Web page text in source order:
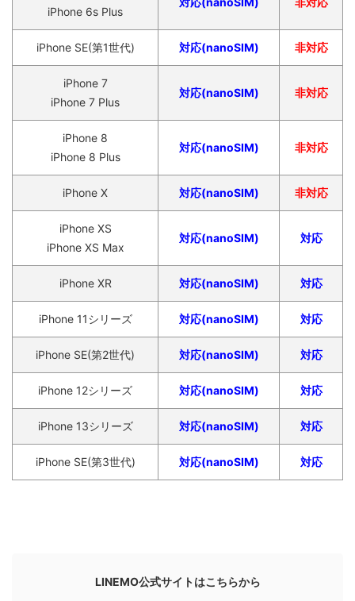
iPhone 6s Plus
iPhone SE(第1世代) 対応(nanoSIM) 非対応
iPhone 7
iPhone 7 Plus
対応(nanoSIM) 非対応
iPhone 8
iPhone 8 Plus
対応(nanoSIM) 非対応
iPhone X 対応(nanoSIM) 非対応
iPhone XS
iPhone XS Max
対応(nanoSIM) 対応
iPhone XR 対応(nanoSIM) 対応
iPhone 11シリーズ 対応(nanoSIM) 対応
iPhone SE(第2世代) 対応(nanoSIM) 対応
iPhone 12シリーズ 対応(nanoSIM) 対応
iPhone 13シリーズ 対応(nanoSIM) 対応
iPhone SE(第3世代) 対応(nanoSIM) 対応
LINEMO公式サイトはこちらから